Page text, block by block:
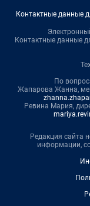
Контактные данные
Контактные данные
По
Жапарова Жанна,
Ревина Мария,
Редакция сайта
информации,